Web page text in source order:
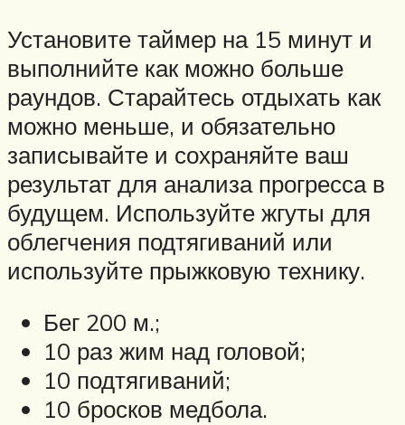
Установите таймер на 15 минут и
выполнийте как можно больше
раундов. Старайтесь отдыхать как
можно меньше, и обязательно
записывайте и сохраняйте ваш
результат для анализа прогресса в
будущем. Используйте жгуты для
облегчения подтягиваний или
используйте прыжковую технику.
Бег 200 м.;
10 раз жим над головой;
10 подтягиваний;
10 бросков медбола.